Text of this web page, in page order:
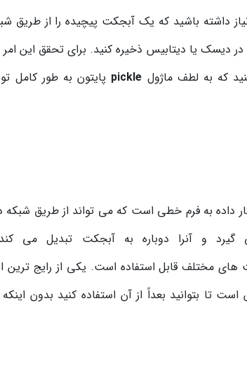
داشته باشید که یک آبجکت پیچیده را از طریق
دیسک یا دیتابیس ذخیره کنید. برای تحقق این امر
که به لطف ماژول pickle پایتون به طور کامل
داده به فرم خطی است که می تواند از طریق شبکه
و آنرا دوباره به آبجکت تبدیل می
های مختلف قابل استفاده است. یکی از رایج ترین
بتوانید بعداً از آن استفاده کنید بدون اینکه